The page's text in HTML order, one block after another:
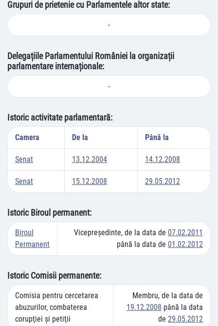
Grupuri de prietenie cu Parlamentele altor state:
-
Delegațiile Parlamentului României la organizații
parlamentare internaționale:
-
Istoric activitate parlamentară:
Camera De la Până la
Senat 13.12.2004 14.12.2008
Senat 15.12.2008 29.05.2012
Istoric Biroul permanent:
Biroul
Permanent
Vicepreşedinte, de la data de 07.02.2011
până la data de 01.02.2012
Istoric Comisii permanente:
Comisia pentru cercetarea
abuzurilor, combaterea
corupţiei şi petiţii
Membru, de la data de
19.12.2008 până la data
de 29.05.2012